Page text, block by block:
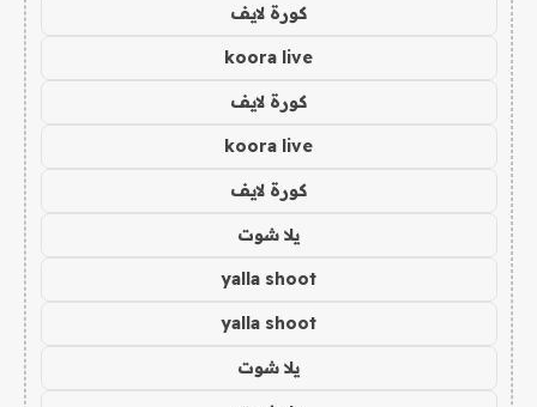
كورة لايف
koora live
كورة لايف
koora live
كورة لايف
يلا شوت
yalla shoot
yalla shoot
يلا شوت